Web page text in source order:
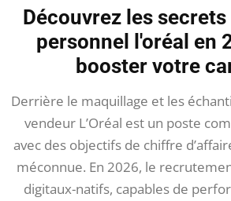
Découvrez les
personnel l'oréal en
booster votre
Derrière le maquillage et les
vendeur L’Oréal est un poste
avec des objectifs de chiffre
méconnue. En 2026, le
digitaux-natifs, capables de